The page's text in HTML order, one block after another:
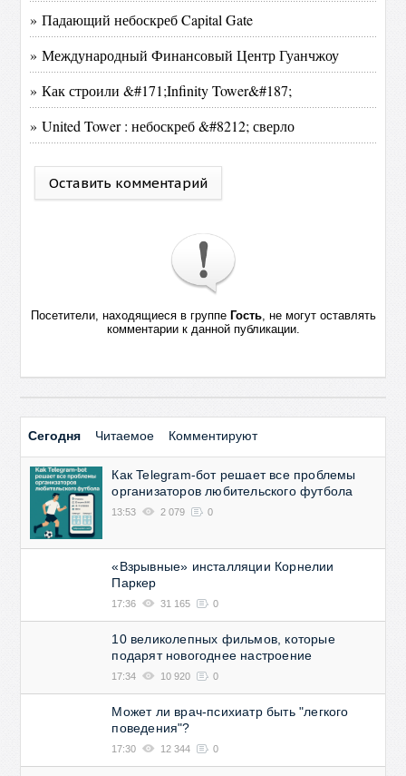
» Падающий небоскреб Capital Gate
» Международный Финансовый Центр Гуанчжоу
» Как строили &#171;Infinity Tower&#187;
» United Tower : небоскреб &#8212; сверло
Оставить комментарий
Посетители, находящиеся в группе Гость, не могут оставлять
комментарии к данной публикации.
Сегодня Читаемое Комментируют
Как Telegram-бот решает все проблемы
организаторов любительского футбола
13:53 2 079 0
«Взрывные» инсталляции Корнелии
Паркер
17:36 31 165 0
10 великолепных фильмов, которые
подарят новогоднее настроение
17:34 10 920 0
Может ли врач-психиатр быть "легкого
поведения"?
17:30 12 344 0